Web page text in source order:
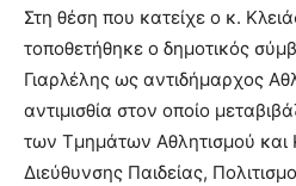
Στη θέση που κατείχε ο κ.
τοποθετήθηκε ο δημοτικός
Γιαρλέλης ως αντιδήμαρχος
αντιμισθία στον οποίο
των Τμημάτων Αθλητισμού και
Διεύθυνσης Παιδείας,